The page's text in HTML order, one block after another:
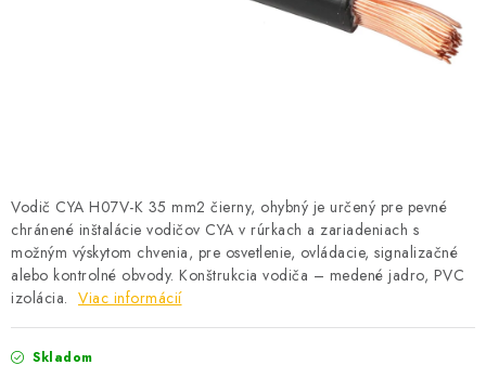
SVIETIDLÁ A SVETELNÉ ZDROJE
ÚLOŽNÝ MATERIÁL
ZÁSUVKY A VYPÍNAČE
DOMÁCNOSŤ
Vodič CYA H07V-K 35 mm2 čierny, ohybný je určený pre pevné
chránené inštalácie vodičov CYA v rúrkach a zariadeniach s
možným výskytom chvenia, pre osvetlenie, ovládacie, signalizačné
alebo kontrolné obvody. Konštrukcia vodiča – medené jadro, PVC
izolácia. Viac informácií
Skladom